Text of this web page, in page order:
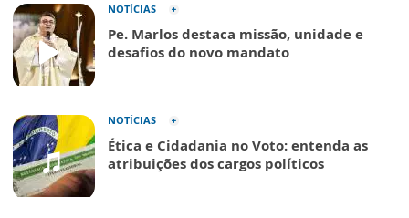
NOTÍCIAS
Pe. Marlos destaca missão, unidade e
desafios do novo mandato
NOTÍCIAS
Ética e Cidadania no Voto: entenda as
atribuições dos cargos políticos